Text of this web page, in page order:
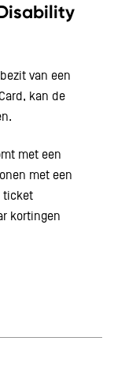
van een
kan de
met een
met een
ticket
kortingen